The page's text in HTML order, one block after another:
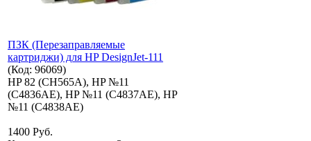
ПЗК (Перезаправляемые
картриджи) для HP DesignJet-111
(Код: 96069)
HP 82 (CH565A), HP №11
(C4836AE), HP №11 (C4837AE), HP
№11 (C4838AE)
1400 Руб.